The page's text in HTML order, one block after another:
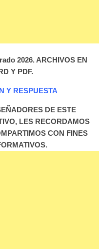
2026. ARCHIVOS EN
Y PDF.
Y RESPUESTA
DE ESTE
LES RECORDAMOS
CON FINES